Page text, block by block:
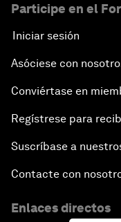
Participe en el
Iniciar sesión
Asóciese con
Conviértase en
Regístrese para
Suscríbase a
Contacte con
Enlaces directos